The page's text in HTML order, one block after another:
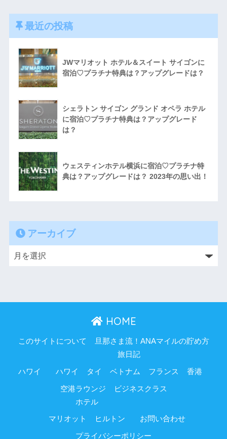
最近の投稿
JWマリオット ホテル＆スイート サイゴンに
宿泊♡プラチナ特典は？アップグレードは？
シェラトン サイゴン グランド オペラ ホテル
に宿泊♡プラチナ特典は？アップグレード
は？
ウェスティンホテル横浜に宿泊♡プラチナ特
典は？アップグレードは？ 2023年の思い出！
アーカイブ
HOME
このサイトについて 旦那さま流！ANAマイルの貯め方
ハワイ
旅日記
ハワイ タイ ベトナム フランス 香港
空港ラウンジ
ビジネスクラス
ホテル
マリオット ヒルトン お問い合わせ
プライバシーポリシー